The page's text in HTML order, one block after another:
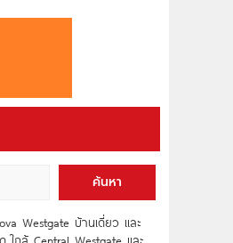
ค้นหา
Westgate บ้านเดี่ยว และ